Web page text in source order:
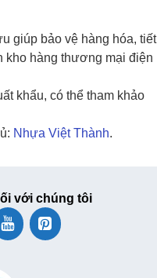
giúp bảo vệ hàng hóa, tiết
kho hàng thương mại điện
khẩu, có thể tham khảo
Nhựa Việt Thành.
với chúng tôi